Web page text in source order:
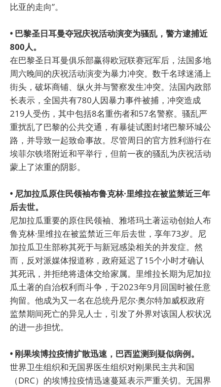
比亚的走向”。
• 巴黎圣日耳曼夺冠庆祝活动演变为骚乱，警方逮捕近
800人。
在巴黎圣日耳曼俱乐部赢得欧冠联赛冠军后，法国多地
周六晚间的庆祝活动演变为暴力冲突。数千名球迷涌上
街头，破坏商铺、纵火并与警察发生冲突。法国内政部
长表示，全国共有780人因暴力事件被捕，冲突造成
219人受伤，其中包括8名重伤者和57名警察。骚乱严
重扰乱了巴黎的公共交通，有暴徒试图封堵巴黎环城公
路，并导致一起致命事故。尽管周日的官方胜利游行在
埃菲尔铁塔附近和平举行，但前一夜的骚乱为庆祝活动
蒙上了浓重的阴影。
• 尼加拉瓜原住民领袖布鲁克林·里维拉在被监禁近三年
后去世。
尼加拉瓜重要的原住民领袖、雅塔玛土著运动创始人布
鲁克林·里维拉在被监禁近三年后去世，享年73岁。尼
加拉瓜卫生部称其死于与新冠感染相关的并发症。然
而，反对派媒体报道称，政府延迟了15个小时才确认
其死讯，并拒绝将遗体交给家属。里维拉长期为尼加拉
瓜土著的自治权利而斗争，于2023年9月回国时被任意
拘留。他成为又一名在总统丹尼尔·奥尔特加威权政府
监禁期间死亡的异见人士，引发了外界对该国人权状况
的进一步担忧。
• 刚果埃博拉疫情扩散迅速，巴西监测到疑似病例。
世界卫生组织和无国界医生组织对刚果民主共和国
（DRC）的埃博拉疫情迅速蔓延表示严重关切。无国界